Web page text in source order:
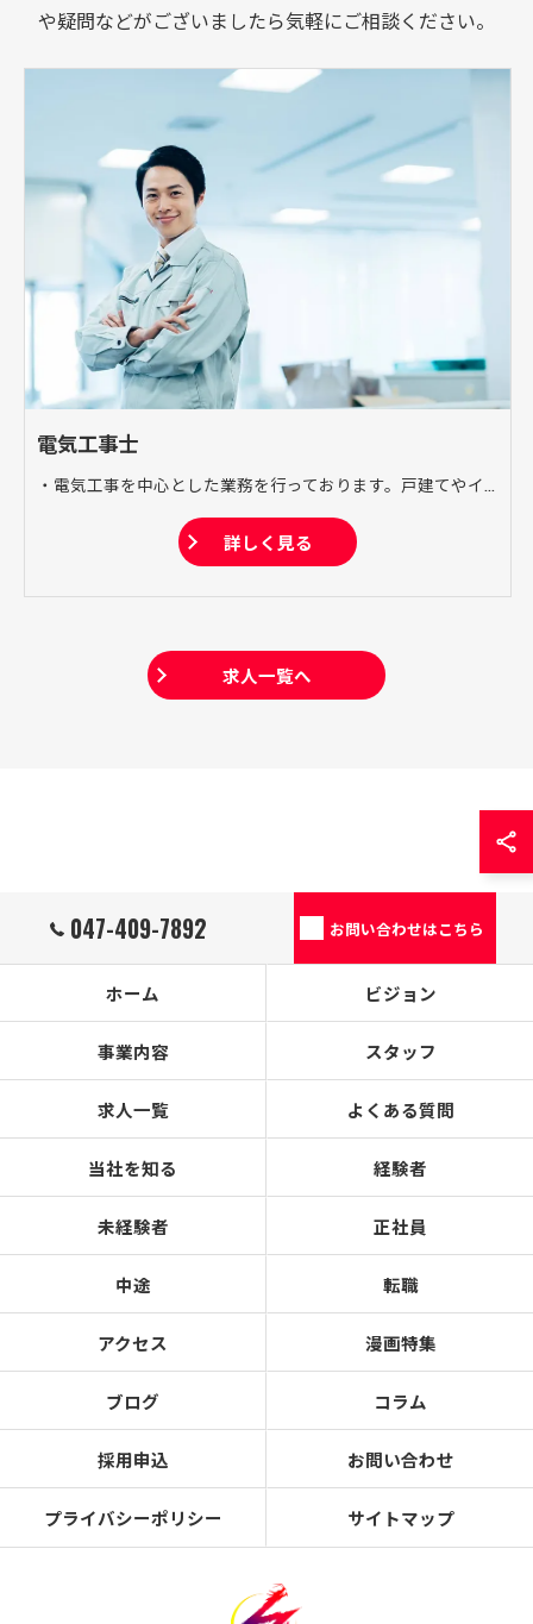
や疑問などがございましたら気軽にご相談ください。
電気工事士
詳しく見る
求人一覧へ
047-409-7892 お問い合わせはこちら
ホーム ビジョン
事業内容 スタッフ
求人一覧 よくある質問
当社を知る 経験者
未経験者 正社員
中途 転職
アクセス 漫画特集
ブログ コラム
採用申込 お問い合わせ
プライバシーポリシー サイトマップ